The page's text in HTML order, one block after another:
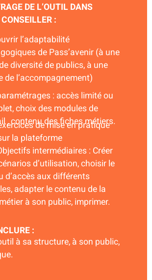
DE L’OUTIL DANS
CONSEILLER :
l’adaptabilité
de Pass’avenir (à une
diversité de publics, à une
de l’accompagnement)
: accès limité ou
choix des modules de
, contenu des fiches métiers.
de mise en pratique
la plateforme
intermédiaires : Créer
d’utilisation, choisir le
d’accès aux différents
adapter le contenu de la
à son public, imprimer.
:
à sa structure, à son public,